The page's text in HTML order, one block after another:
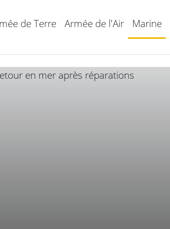
de Terre Armée de l'Air Marine